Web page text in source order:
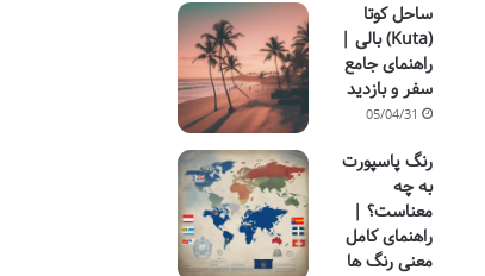
ساحل کوتا
(Kuta) بالی |
راهنمای جامع
سفر و بازدید
05/04/31
رنگ پاسپورت
به چه
معناست؟ |
راهنمای کامل
معنی رنگ ها